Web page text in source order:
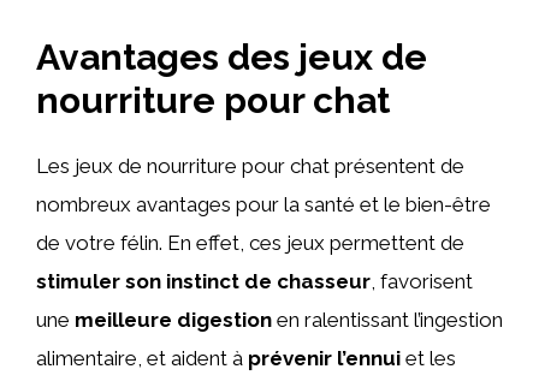
Avantages des jeux de
nourriture pour chat
Les jeux de nourriture pour chat présentent de
nombreux avantages pour la santé et le bien-être
de votre félin. En effet, ces jeux permettent de
stimuler son instinct de chasseur, favorisent
une meilleure digestion en ralentissant l’ingestion
alimentaire, et aident à prévenir l’ennui et les